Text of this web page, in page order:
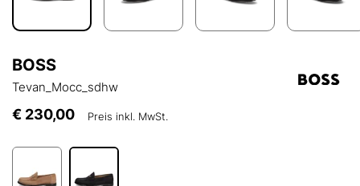
BOSS
Tevan_Mocc_sdhw
€ 230,00 Preis inkl. MwSt.